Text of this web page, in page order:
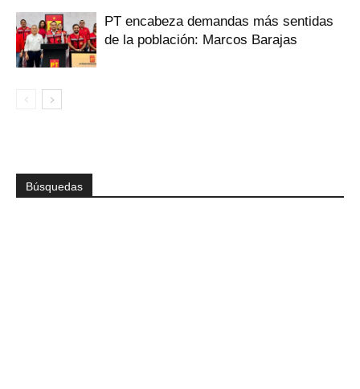
PT encabeza demandas más sentidas
de la población: Marcos Barajas
Búsquedas